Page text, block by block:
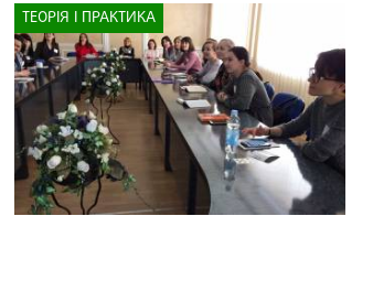
ТЕОРІЯ І ПРАКТИКА